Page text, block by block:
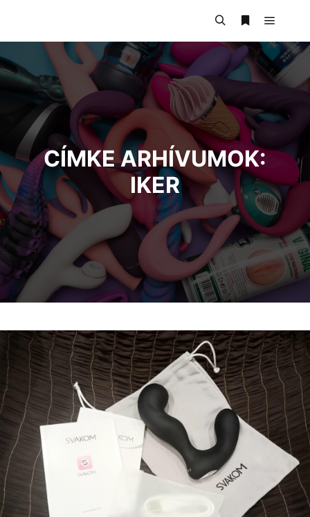
CÍMKE ARHÍVUMOK:
IKER